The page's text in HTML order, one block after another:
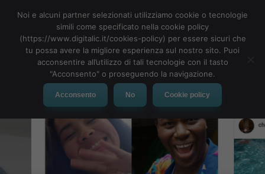
MENU
Noi e alcuni partner selezionati utilizziamo cookie o tecnologie
simili come specificato nella cookie policy
(https://www.digitalic.it/cookies-policy) per essere sicuri che
tu possa avere la migliore esperienza sul nostro sito. Puoi
acconsentire all’utilizzo di tali tecnologie con il tasto
"Acconsento" o proseguendo la navigazione.
Acconsento No Cookie policy